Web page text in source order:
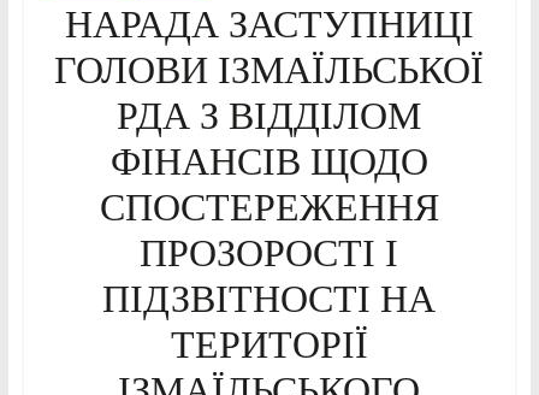
НАРАДА ЗАСТУПНИЦІ
ГОЛОВИ ІЗМАЇЛЬСЬКОЇ
РДА З ВІДДІЛОМ
ФІНАНСІВ ЩОДО
СПОСТЕРЕЖЕННЯ
ПРОЗОРОСТІ І
ПІДЗВІТНОСТІ НА
ТЕРИТОРІЇ